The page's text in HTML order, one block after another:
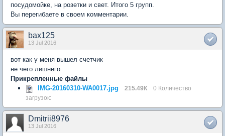
посудомойке, на розетки и свет. Итого 5 групп.
Вы перегибаете в своем комментарии.
bax125
13 Jul 2016
вот как у меня вышел счетчик
не чего лишнего
Прикрепленные файлы
IMG-20160310-WA0017.jpg
215.49К
0 Количество
загрузок:
Dmitrii8976
13 Jul 2016